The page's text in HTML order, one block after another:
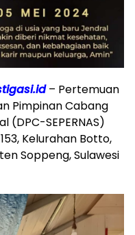
– Pertemuan
Pimpinan Cabang
(DPC-SEPERNAS)
Kelurahan Botto,
Soppeng, Sulawesi